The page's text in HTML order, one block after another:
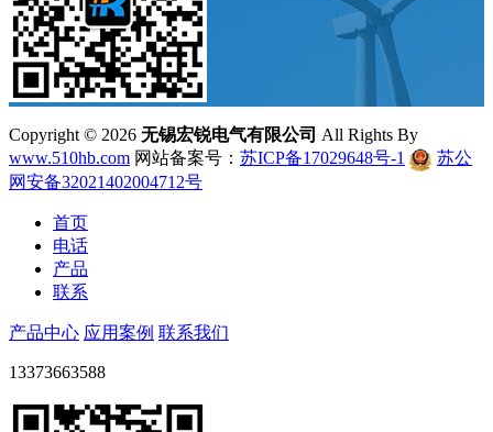
Copyright © 2026 无锡宏锐电气有限公司 All Rights By
www.510hb.com 网站备案号： 苏ICP备17029648号-1
苏公
网安备32021402004712号
首页
电话
产品
联系
产品中心 应用案例 联系我们
13373663588